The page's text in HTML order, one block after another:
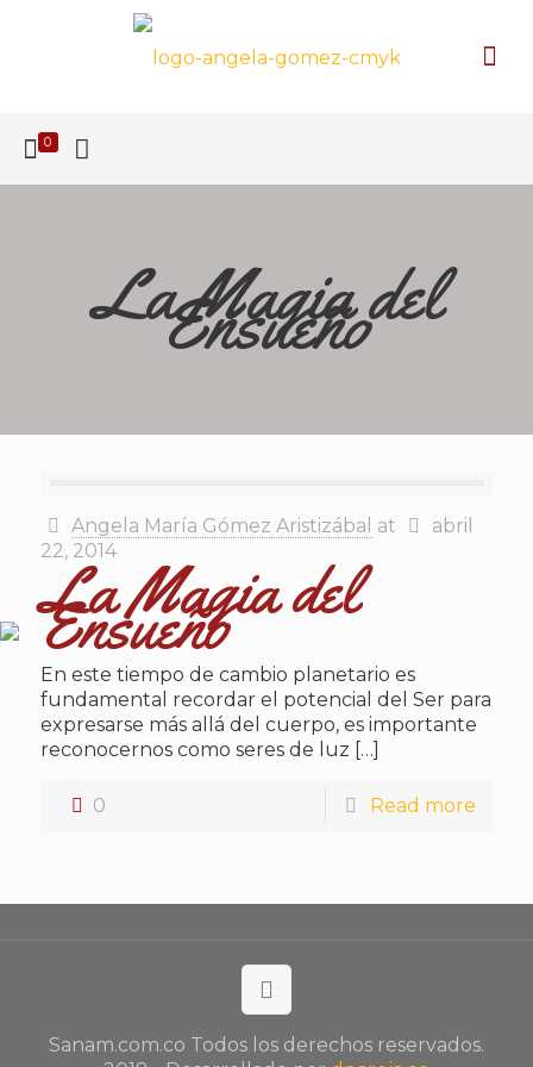
0
La Magia del
Ensueño
Angela María Gómez Aristizábal at
abril
22, 2014
La Magia del
Ensueño
En este tiempo de cambio planetario es
fundamental recordar el potencial del Ser para
expresarse más allá del cuerpo, es importante
reconocernos como seres de luz […]
0 Read more
Sanam.com.co Todos los derechos reservados.